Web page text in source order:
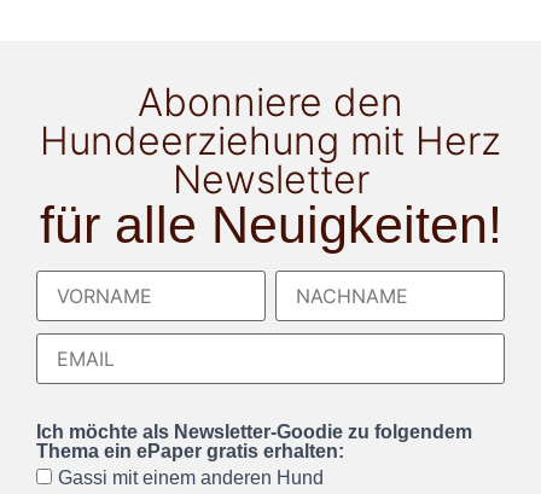
Abonniere den
Hundeerziehung mit Herz
Newsletter
für alle Neuigkeiten!
Ich möchte als Newsletter-Goodie zu folgendem
Thema ein ePaper gratis erhalten:
Gassi mit einem anderen Hund